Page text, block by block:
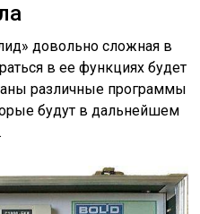
довольно сложная в
в ее функциях будет
различные программы
будут в дальнейшем